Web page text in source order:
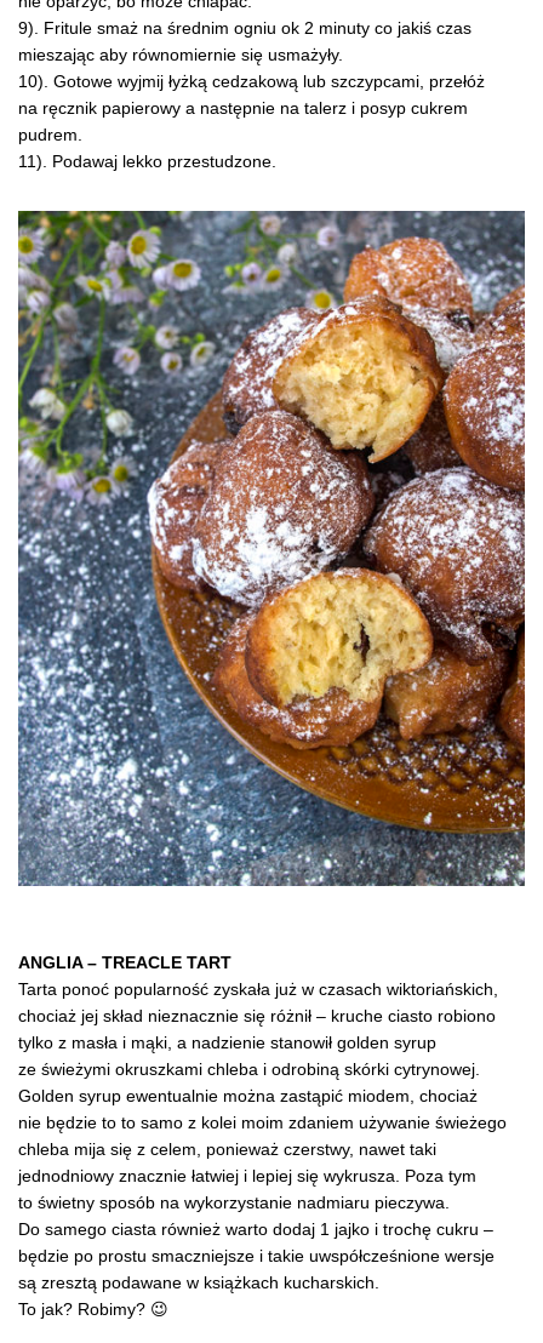
9). Fritule smaż na średnim ogniu ok 2 minuty co jakiś czas
mieszając aby równomiernie się usmażyły.
10). Gotowe wyjmij łyżką cedzakową lub szczypcami, przełóż
na ręcznik papierowy a następnie na talerz i posyp cukrem
pudrem.
11). Podawaj lekko przestudzone.
ANGLIA – TREACLE TART
Tarta ponoć popularność zyskała już w czasach wiktoriańskich,
chociaż jej skład nieznacznie się różnił – kruche ciasto robiono
tylko z masła i mąki, a nadzienie stanowił golden syrup
ze świeżymi okruszkami chleba i odrobiną skórki cytrynowej.
Golden syrup ewentualnie można zastąpić miodem, chociaż
nie będzie to to samo z kolei moim zdaniem używanie świeżego
chleba mija się z celem, ponieważ czerstwy, nawet taki
jednodniowy znacznie łatwiej i lepiej się wykrusza. Poza tym
to świetny sposób na wykorzystanie nadmiaru pieczywa.
Do samego ciasta również warto dodaj 1 jajko i trochę cukru –
będzie po prostu smaczniejsze i takie uwspółcześnione wersje
są zresztą podawane w książkach kucharskich.
To jak? Robimy? 😉